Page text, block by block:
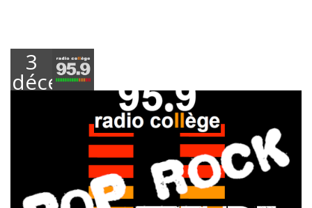
3
décembre